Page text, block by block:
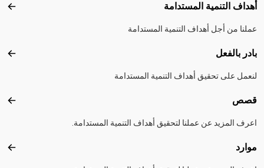
أهداف التنمية المستدامة
عملنا من أجل أهداف التنمية المستدامة
بادر بالفعل
لنعمل على تحقيق أهداف التنمية المستدامة
قصص
اعرف المزيد عن عملنا لتحقيق أهداف التنمية المستدامة.
موارد